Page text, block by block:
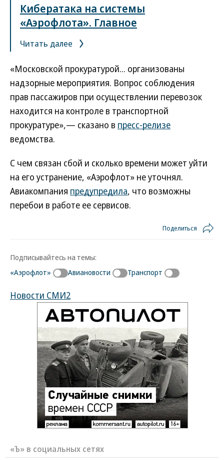
Кибератака на системы
«Аэрофлота». Главное
Читать далее
«Московской прокуратурой... организованы
надзорные мероприятия. Вопрос соблюдения
прав пассажиров при осуществлении перевозок
находится на контроле в транспортной
прокуратуре»,— сказано в пресс-релизе
ведомства.
С чем связан сбой и сколько времени может уйти
на его устранение, «Аэрофлот» не уточнял.
Авиакомпания предупредила, что возможны
перебои в работе ее сервисов.
Поделиться
Подписывайтесь на темы:
«Аэрофлот»
Авиановости Транспорт
Новости СМИ2
«Ъ» в социальных сетях